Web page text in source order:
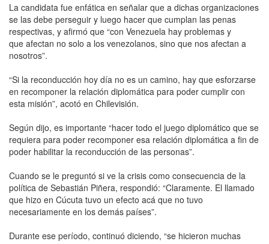
La candidata fue enfática en señalar que a dichas organizaciones
se las debe perseguir y luego hacer que cumplan las penas
respectivas, y afirmó que “con Venezuela hay problemas y
que afectan no solo a los venezolanos, sino que nos afectan a
nosotros”.
“Si la reconducción hoy día no es un camino, hay que esforzarse
en recomponer la relación diplomática para poder cumplir con
esta misión”, acotó en Chilevisión.
Según dijo, es importante “hacer todo el juego diplomático que se
requiera para poder recomponer esa relación diplomática a fin de
poder habilitar la reconducción de las personas”.
Cuando se le preguntó si ve la crisis como consecuencia de la
política de Sebastián Piñera, respondió: “Claramente. El llamado
que hizo en Cúcuta tuvo un efecto acá que no tuvo
necesariamente en los demás países”.
Durante ese período, continuó diciendo, “se hicieron muchas